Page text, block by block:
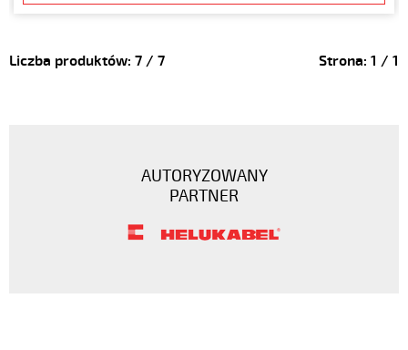
Liczba produktów: 7 / 7 Strona: 1 / 1
AUTORYZOWANY
PARTNER